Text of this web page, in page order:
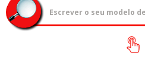
Como
o seu